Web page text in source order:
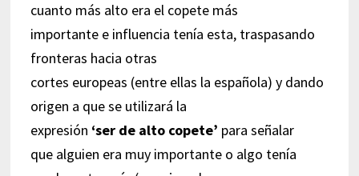
cuanto más alto era el copete más
importante e influencia tenía esta, traspasando
fronteras hacia otras
cortes europeas (entre ellas la española) y dando
origen a que se utilizará la
expresión ‘ser de alto copete’ para señalar
que alguien era muy importante o algo tenía